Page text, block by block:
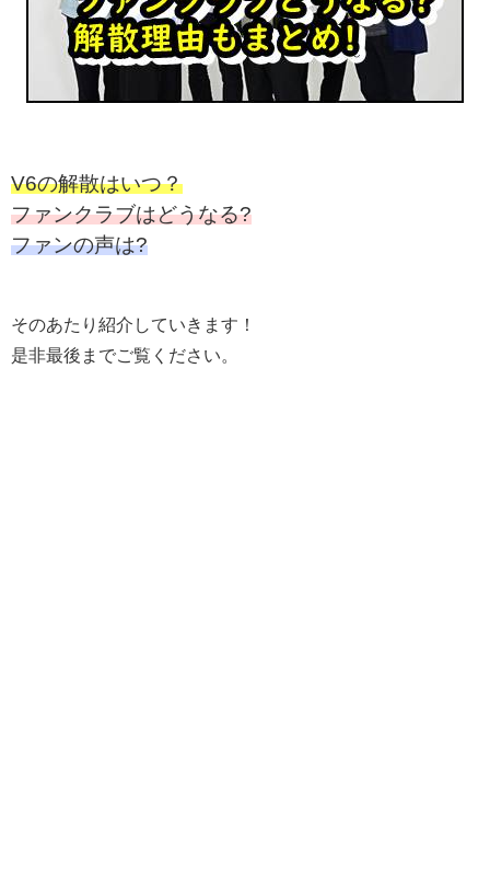
V6の解散はいつ？
ファンクラブはどうなる?
ファンの声は?
そのあたり紹介していきます！
是非最後までご覧ください。